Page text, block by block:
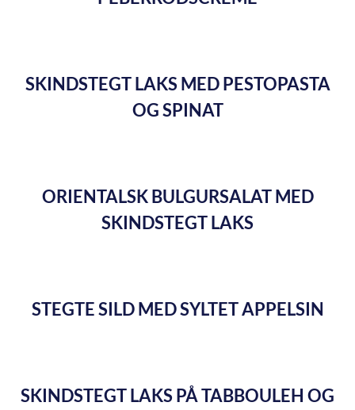
SKINDSTEGT LAKS MED PESTOPASTA
OG SPINAT
ORIENTALSK BULGURSALAT MED
SKINDSTEGT LAKS
STEGTE SILD MED SYLTET APPELSIN
SKINDSTEGT LAKS PÅ TABBOULEH OG